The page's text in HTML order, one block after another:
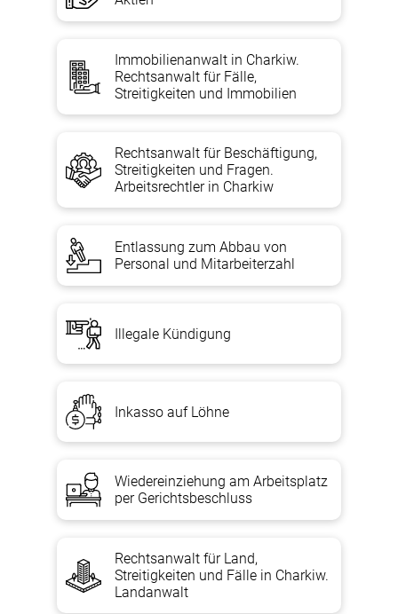
Immobilienanwalt in Charkiw.
Rechtsanwalt für Fälle,
Streitigkeiten und Immobilien
Rechtsanwalt für Beschäftigung,
Streitigkeiten und Fragen.
Arbeitsrechtler in Charkiw
Entlassung zum Abbau von
Personal und Mitarbeiterzahl
Illegale Kündigung
Inkasso auf Löhne
Wiedereinziehung am Arbeitsplatz
per Gerichtsbeschluss
Rechtsanwalt für Land,
Streitigkeiten und Fälle in Charkiw.
Landanwalt